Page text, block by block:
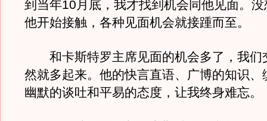
到当年10月底，我才找到机会同他见面。
他开始接触，各种见面机会就接踵而至。
和卡斯特罗主席见面的机会多了，我们
然就多起来。他的快言直语、广博的知识、
幽默的谈吐和平易的态度，让我终身难忘。